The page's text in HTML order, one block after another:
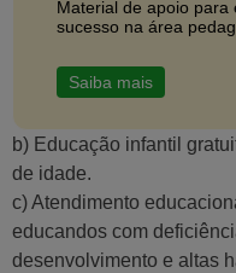
Material de apoio para
sucesso na área
Saiba mais
b) Educação infantil
de idade.
c) Atendimento
educandos com
desenvolvimento e altas